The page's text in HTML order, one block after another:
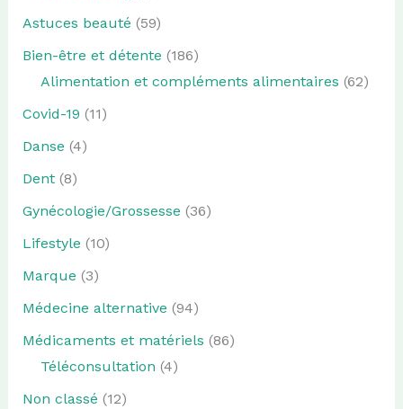
Astuces beauté (59)
Bien-être et détente (186)
Alimentation et compléments alimentaires (62)
Covid-19 (11)
Danse (4)
Dent(8)
Gynécologie/Grossesse (36)
Lifestyle (10)
Marque (3)
Médecine alternative (94)
Médicaments et matériels (86)
Téléconsultation (4)
Non classé (12)